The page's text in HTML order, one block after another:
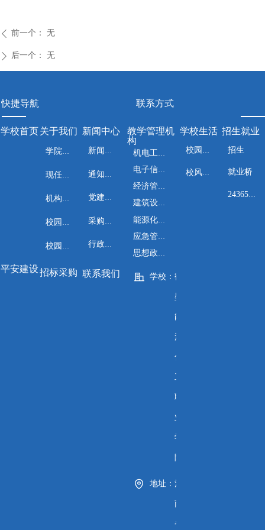
ꄴ 前一个： 无
ꄲ 后一个： 无
学校： 鹤
壁
能
源
化
工
职
业
学
院
地址： 河
南
省
联系方式
快捷导航
学校首页关于我们 新闻中心
教学管理机
构
学校生活 招生就业
平安建设招标采购 联系我们
学院介绍
现任领导
机构设置
校园风光
校园地图
新闻资讯
党建工作
行政管理
机电工程系
电子信息工程系
经济管理系
建筑设计与工程系
能源化工与安全工程系
思想政治教学部
校园文化 招生
就业桥